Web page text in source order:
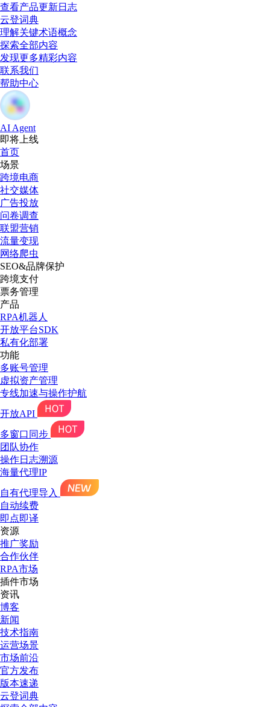
查看产品更新日志
云登词典
理解关键术语概念
探索全部内容
发现更多精彩内容
联系我们
帮助中心
AI Agent
即将上线
首页
场景
跨境电商
社交媒体
广告投放
问卷调查
联盟营销
流量变现
网络爬虫
SEO&品牌保护
跨境支付
票务管理
产品
RPA机器人
开放平台SDK
私有化部署
功能
多账号管理
虚拟资产管理
专线加速与操作护航
开放API
多窗口同步
团队协作
操作日志溯源
海量代理IP
自有代理导入
自动续费
即点即译
资源
推广奖励
合作伙伴
RPA市场
插件市场
资讯
博客
新闻
技术指南
运营场景
市场前沿
官方发布
版本速递
云登词典